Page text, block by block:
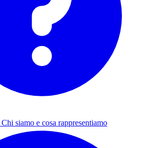
Chi siamo e cosa rappresentiamo